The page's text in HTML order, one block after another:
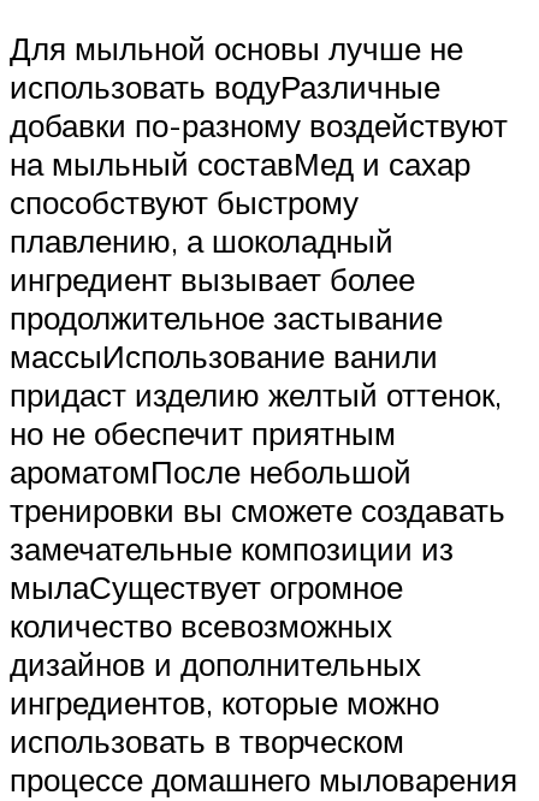
Для мыльной основы лучше не
использовать водуРазличные
добавки по-разному воздействуют
на мыльный составМед и сахар
способствуют быстрому
плавлению, а шоколадный
ингредиент вызывает более
продолжительное застывание
массыИспользование ванили
придаст изделию желтый оттенок,
но не обеспечит приятным
ароматомПосле небольшой
тренировки вы сможете создавать
замечательные композиции из
мылаСуществует огромное
количество всевозможных
дизайнов и дополнительных
ингредиентов, которые можно
использовать в творческом
процессе домашнего мыловарения